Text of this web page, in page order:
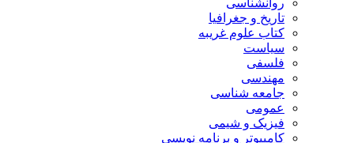
تاریخ و جغرافیا
کتاب علوم غریبه
سیاست
فلسفی
مهندسی
جامعه شناسی
عمومی
فیزیک و شیمی
کامپیوتر و برنامه نویسی